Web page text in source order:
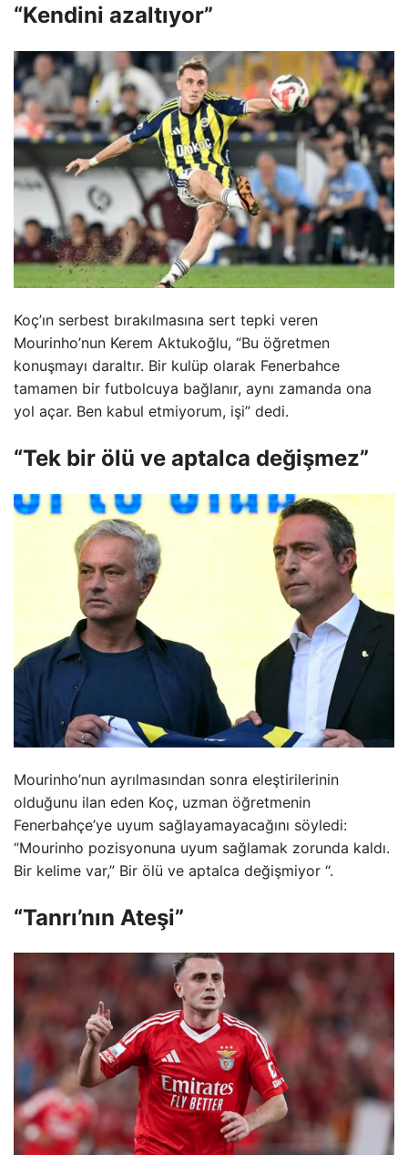
“Kendini azaltıyor”
Koç’ın serbest bırakılmasına sert tepki veren
Mourinho’nun Kerem Aktukoğlu, “Bu öğretmen
konuşmayı daraltır. Bir kulüp olarak Fenerbahce
tamamen bir futbolcuya bağlanır, aynı zamanda ona
yol açar. Ben kabul etmiyorum, işi” dedi.
“Tek bir ölü ve aptalca değişmez”
Mourinho’nun ayrılmasından sonra eleştirilerinin
olduğunu ilan eden Koç, uzman öğretmenin
Fenerbahçe’ye uyum sağlayamayacağını söyledi:
“Mourinho pozisyonuna uyum sağlamak zorunda kaldı.
Bir kelime var,” Bir ölü ve aptalca değişmiyor “.
“Tanrı’nın Ateşi”